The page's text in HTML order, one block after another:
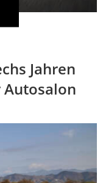
Jahren